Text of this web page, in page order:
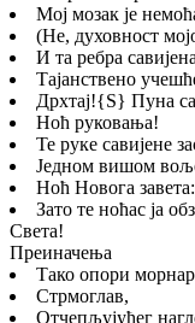
Мој мозак је
(Не, духовност
И та ребра
Тајанствено
Дрхтај!{S} Пуна
Ноћ руковања!
Те руке савијене
Једном вишом
Ноћ Новога завета:
Зато те ноћас ја
Света!
Преиначења
Тако опори
Стрмоглав,
Отчепљујућег